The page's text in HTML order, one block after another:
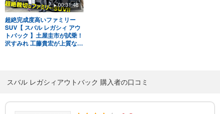
00:31:48
超絶完成度高いファミリー
SUV【 スバル レガシィ アウ
トバック 】土屋圭市が試乗！
沢すみれ 工藤貴宏が上質な内
スバル レガシィアウトバック 購入者の口コミ